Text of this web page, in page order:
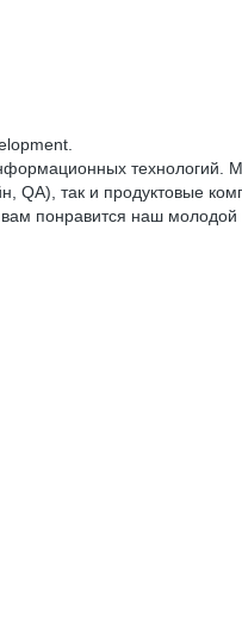
QA), так и продуктовые
понравится наш молодой